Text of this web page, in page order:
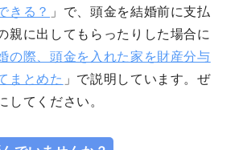
きる？ 」で、頭金を結婚前に支払
親に出してもらったりした場合に
の際、頭金を入れた家を財産分与
まとめた 」で説明しています。ぜ
してください。